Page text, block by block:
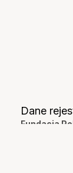
Dane
Fundacja